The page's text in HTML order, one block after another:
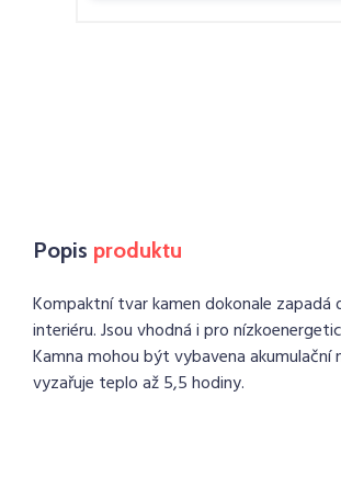
Popis produktu
Kompaktní tvar kamen dokonale zapadá
interiéru. Jsou vhodná i pro
Kamna mohou být vybavena akumulační
vyzařuje teplo až 5,5 hodiny.